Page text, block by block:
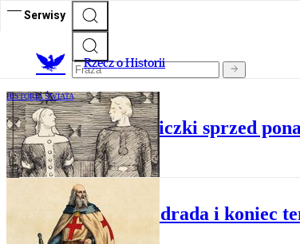
Serwisy
Rzecz o Historii
HISTORIA ŚWIATA
Słowiańskie księżniczki sprzed
Ogień, zdrada i koniec